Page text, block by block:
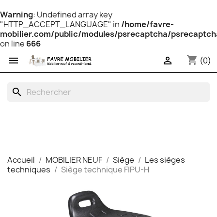
Warning: Undefined array key
"HTTP_ACCEPT_LANGUAGE" in /home/favre-
mobilier.com/public/modules/psrecaptcha/
on line 666
 shopping_cart (0)

search
Accueil MOBILIER NEUF Siège
Les sièges
techniques
Siège technique FIPU-H